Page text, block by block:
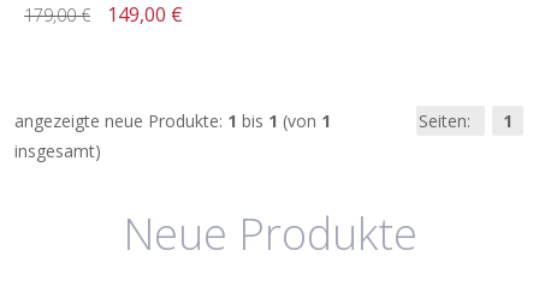
179,00 €
149,00 €
Seiten: 1
angezeigte neue Produkte: 1 bis 1 (von 1
insgesamt)
Neue Produkte